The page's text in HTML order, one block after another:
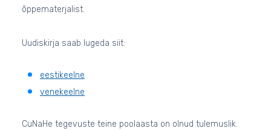
õppematerjalist.
Uudiskirja saab lugeda siit:
eestikeelne
venekeelne
CuNaHe tegevuste teine poolaasta on olnud tulemuslik.